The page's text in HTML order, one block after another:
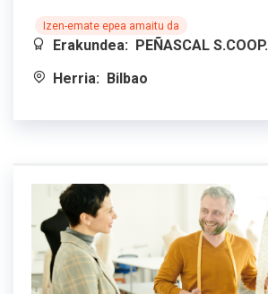
Izen-emate epea amaitu da
Erakundea: PEÑASCAL S.COOP.
Herria: Bilbao